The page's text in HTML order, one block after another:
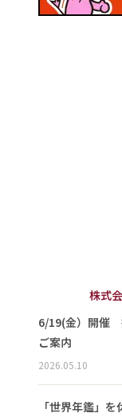
株式
6/19(金）開催
ご案内
2026.05.10
「世界年鑑」